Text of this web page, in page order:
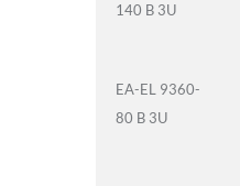
140 B 3U
EA-EL 9360-
80 B 3U